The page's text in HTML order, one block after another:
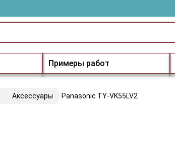
Примеры работ
Аксессуары Panasonic TY-VK55LV2